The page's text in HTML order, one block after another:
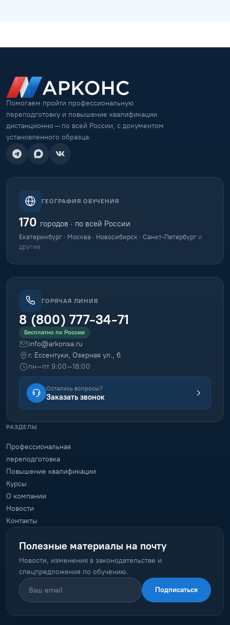
Помогаем пройти профессиональную
переподготовку и повышение квалификации
дистанционно — по всей России, с документом
установленного образца.
ГЕОГРАФИЯ ОБУЧЕНИЯ
170 городов · по всей России
Екатеринбург · Москва · Новосибирск · Санкт-Петербург и
другие
ГОРЯЧАЯ ЛИНИЯ
8 (800) 777-34-71
Бесплатно по России
info@arkonsa.ru
г. Ессентуки, Озерная ул., 6
пн–пт 9:00–18:00
Остались вопросы?
Заказать звонок
РАЗДЕЛЫ
Профессиональная
переподготовка
Повышение квалификации
Курсы
О компании
Новости
Контакты
Полезные материалы на почту
Новости, изменения в законодательстве и
спецпредложения по обучению.
Подписаться